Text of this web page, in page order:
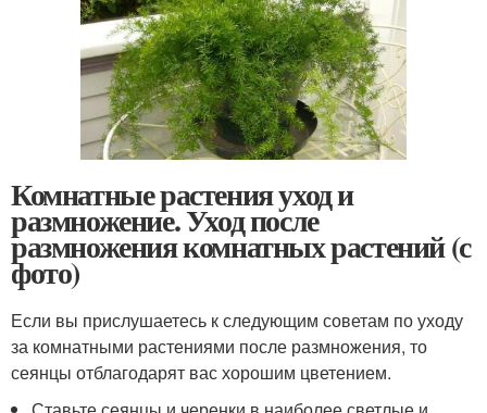
Комнатные растения уход и
размножение. Уход после
размножения комнатных растений (с
фото)
Если вы прислушаетесь к следующим советам по уходу
за комнатными растениями после размножения, то
сеянцы отблагодарят вас хорошим цветением.